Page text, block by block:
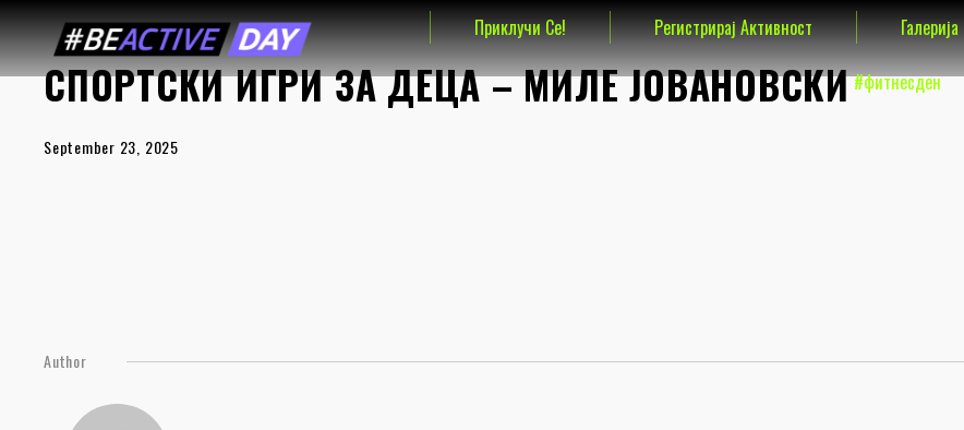
Приклучи Се! Регистрирај Активност Галерија
#фитнесден
СПОРТСКИ ИГРИ ЗА ДЕЦА – МИЛЕ ЈОВАНОВСКИ
September 23, 2025
Author